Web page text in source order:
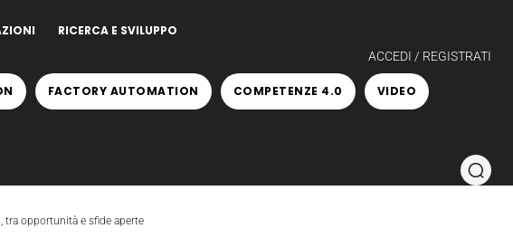
RICERCA E SVILUPPO
ACCEDI / REGISTRATI
FACTORY AUTOMATION COMPETENZE 4.0 VIDEO
tra opportunità e sfide aperte